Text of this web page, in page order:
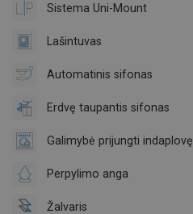
Sistema Uni-Mount
Lašintuvas
Automatinis sifonas
Erdvę taupantis sifonas
Galimybė prijungti indaplovę
Perpylimo anga
Žalvaris